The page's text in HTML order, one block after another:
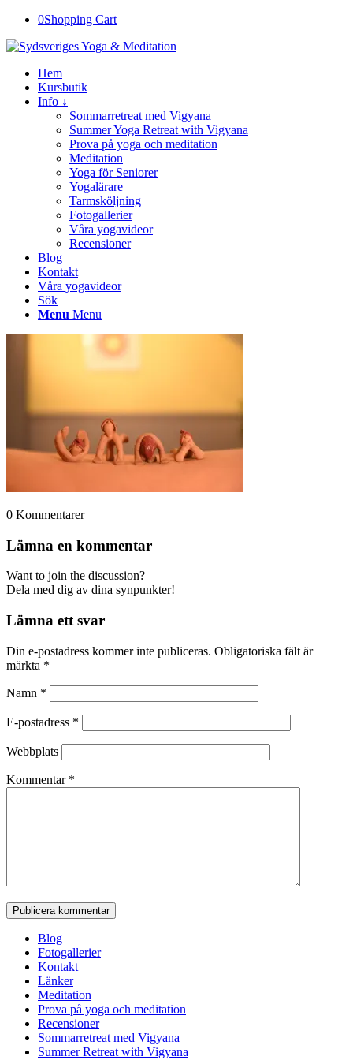
0Shopping Cart
Hem
Kursbutik
Info ↓
Sommarretreat med Vigyana
Summer Yoga Retreat with Vigyana
Prova på yoga och meditation
Meditation
Yoga för Seniorer
Yogalärare
Tarmsköljning
Fotogallerier
Våra yogavideor
Recensioner
Blog
Kontakt
Våra yogavideor
Sök
Menu Menu
0 Kommentarer
Lämna en kommentar
Want to join the discussion?
Dela med dig av dina synpunkter!
Lämna ett svar
Din e-postadress kommer inte publiceras. Obligatoriska fält är
märkta *
Namn *
E-postadress *
Webbplats
Kommentar *
Blog
Fotogallerier
Kontakt
Länker
Meditation
Prova på yoga och meditation
Recensioner
Sommarretreat med Vigyana
Summer Retreat with Vigyana